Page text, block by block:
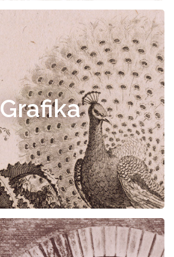
Grafika